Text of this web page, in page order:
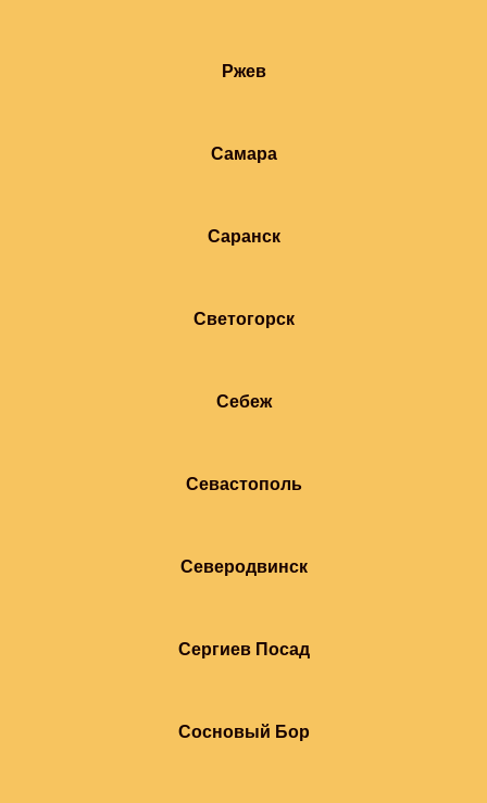
Ржев
Самара
Саранск
Светогорск
Себеж
Севастополь
Северодвинск
Сергиев Посад
Сосновый Бор